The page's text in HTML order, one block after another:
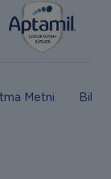
Metni Bilgi